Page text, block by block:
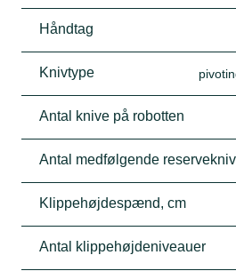
Håndtag
Knivtype
Antal knive på robotten
Antal medfølgende
Klippehøjdespænd, cm
Antal klippehøjdeniveauer